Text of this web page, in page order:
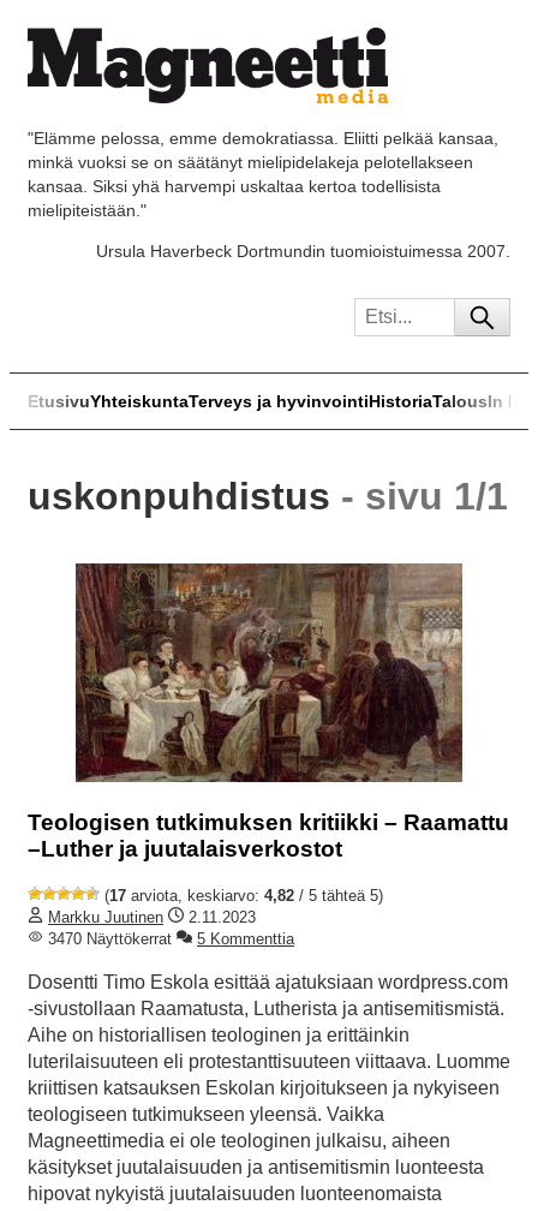
"Elämme pelossa, emme demokratiassa. Eliitti pelkää kansaa,
minkä vuoksi se on säätänyt mielipidelakeja pelotellakseen
kansaa. Siksi yhä harvempi uskaltaa kertoa todellisista
mielipiteistään."
Ursula Haverbeck Dortmundin tuomioistuimessa 2007.
EtusivuYhteiskuntaTerveys ja hyvinvointiHistoriaTalousIn
uskonpuhdistus - sivu 1/1
Teologisen tutkimuksen kritiikki – Raamattu
–Luther ja juutalaisverkostot
(17 arviota, keskiarvo: 4,82 / 5 tähteä 5)
Markku Juutinen
2.11.2023
3470 Näyttökerrat
5 Kommenttia
Dosentti Timo Eskola esittää ajatuksiaan wordpress.com
-sivustollaan Raamatusta, Lutherista ja antisemitismistä.
Aihe on historiallisen teologinen ja erittäinkin
luterilaisuuteen eli protestanttisuuteen viittaava. Luomme
kriittisen katsauksen Eskolan kirjoitukseen ja nykyiseen
teologiseen tutkimukseen yleensä. Vaikka
Magneettimedia ei ole teologinen julkaisu, aiheen
käsitykset juutalaisuuden ja antisemitismin luonteesta
hipovat nykyistä juutalaisuuden luonteenomaista